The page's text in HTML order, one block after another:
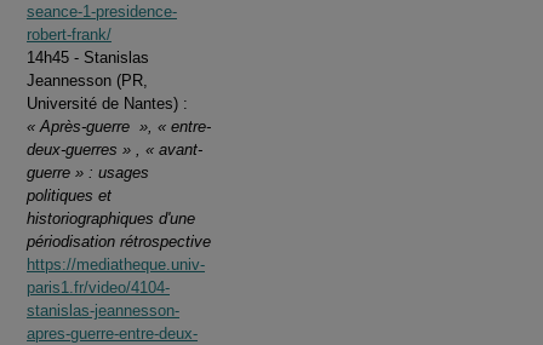
seance-1-presidence-
robert-frank/
14h45 - Stanislas
Jeannesson (PR,
Université de Nantes) :
« Après-guerre », « entre-
deux-guerres » , « avant-
guerre » : usages
politiques et
historiographiques d'une
périodisation rétrospective
https://mediatheque.univ-
paris1.fr/video/4104-
stanislas-jeannesson-
apres-guerre-entre-deux-